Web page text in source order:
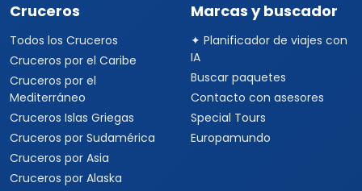
Cruceros
Todos los Cruceros
Cruceros por el Caribe
Cruceros por el
Mediterráneo
Cruceros Islas Griegas
Cruceros por Sudamérica
Cruceros por Asia
Cruceros por Alaska
Marcas y buscador
✦ Planificador de viajes con
IA
Buscar paquetes
Contacto con asesores
Special Tours
Europamundo